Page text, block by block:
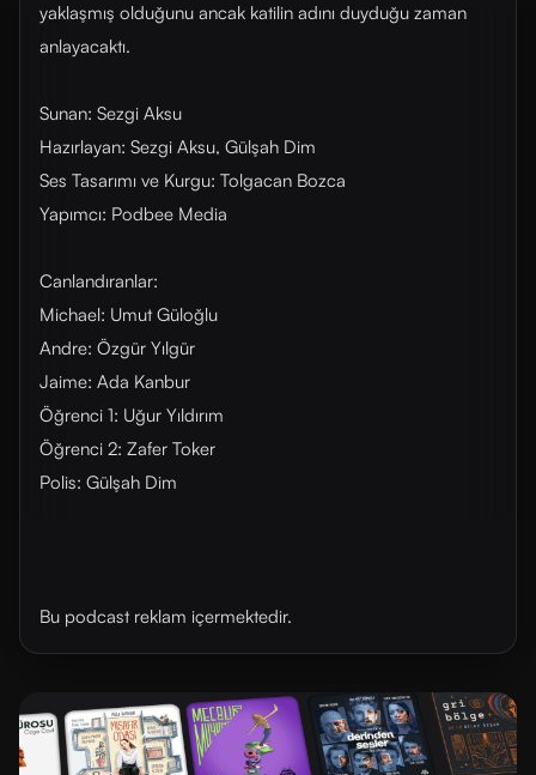
yaklaşmış olduğunu ancak katilin adını duyduğu zaman
anlayacaktı.
Sunan: Sezgi Aksu
Hazırlayan: Sezgi Aksu, Gülşah Dim
Ses Tasarımı ve Kurgu: Tolgacan Bozca
Yapımcı: Podbee Media
Canlandıranlar:
Michael: Umut Güloğlu
Andre: Özgür Yılgür
Jaime: Ada Kanbur
Öğrenci 1: Uğur Yıldırım
Öğrenci 2: Zafer Toker
Polis: Gülşah Dim
Bu podcast reklam içermektedir.